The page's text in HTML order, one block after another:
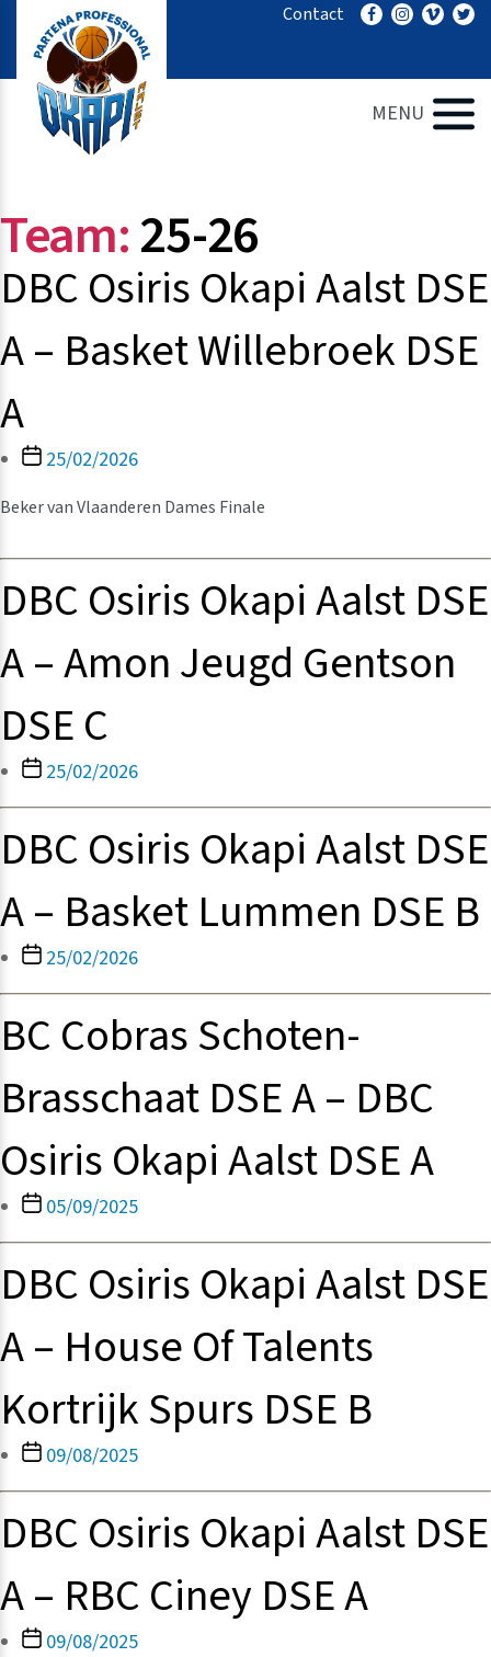
inhoud
Contact
MENU
Team:25-26
DBC Osiris Okapi Aalst DSE
A – Basket Willebroek DSE
A
Berichtdatum
25/02/2026
Beker van Vlaanderen Dames Finale
DBC Osiris Okapi Aalst DSE
A – Amon Jeugd Gentson
DSE C
Berichtdatum
25/02/2026
DBC Osiris Okapi Aalst DSE
A – Basket Lummen DSE B
Berichtdatum
25/02/2026
BC Cobras Schoten-
Brasschaat DSE A – DBC
Osiris Okapi Aalst DSE A
Berichtdatum
05/09/2025
DBC Osiris Okapi Aalst DSE
A – House Of Talents
Kortrijk Spurs DSE B
Berichtdatum
09/08/2025
DBC Osiris Okapi Aalst DSE
A – RBC Ciney DSE A
Berichtdatum
09/08/2025